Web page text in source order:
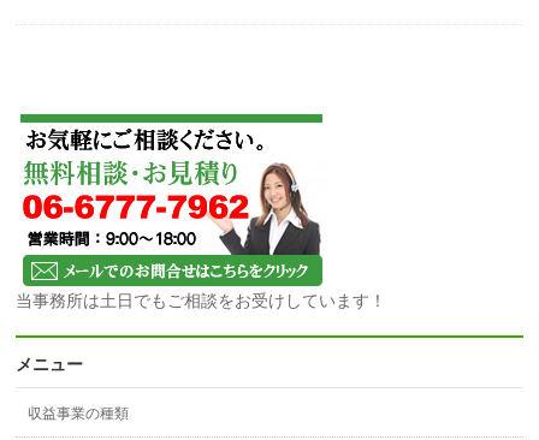
当事務所は土日でもご相談をお受けしています！
メニュー
収益事業の種類